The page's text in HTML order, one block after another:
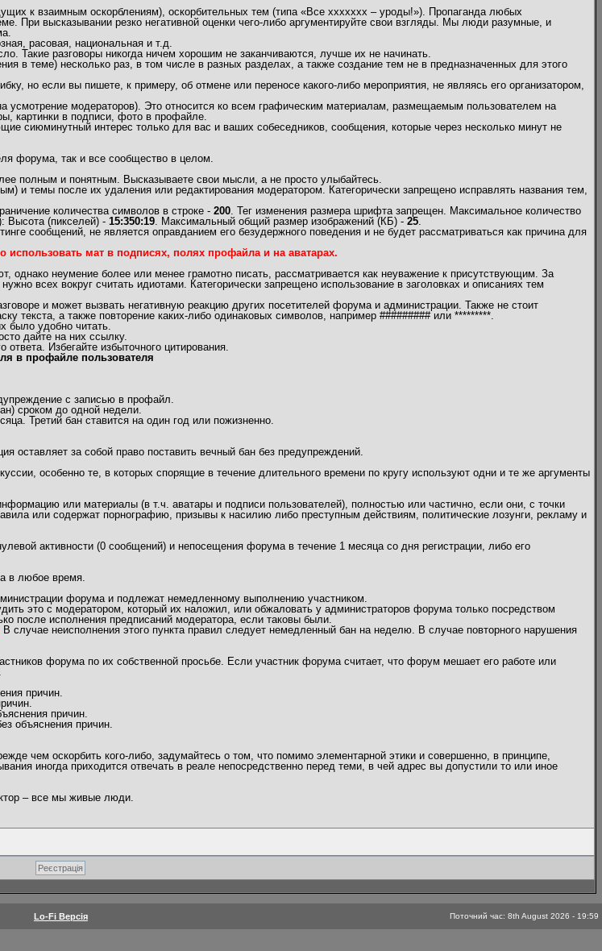
к взаимным оскорблениям), оскорбительных тем (типа «Все ххххххх – уроды!»). Пропаганда любых
При высказывании резко негативной оценки чего-либо аргументируйте свои взгляды. Мы люди разумные, и
расовая, национальная и т.д.
Такие разговоры никогда ничем хорошим не заканчиваются, лучше их не начинать.
в теме) несколько раз, в том числе в разных разделах, а также создание тем не в предназначенных для этого
но если вы пишете, к примеру, об отмене или переносе какого-либо мероприятия, не являясь его организатором,
усмотрение модераторов). Это относится ко всем графическим материалам, размещаемым пользователем на
картинки в подписи, фото в профайле.
сиюминутный интерес только для вас и ваших собеседников, сообщения, которые через несколько минут не
форума, так и все сообщество в целом.
полным и понятным. Высказываете свои мысли, а не просто улыбайтесь.
и темы после их удаления или редактирования модератором. Категорически запрещено исправлять названия тем,
количества символов в строке - 200. Тег изменения размера шрифта запрещен. Максимальное количество
Высота (пикселей) - 15:350:19. Максимальный общий размер изображений (КБ) - 25.
сообщений, не является оправданием его безудержного поведения и не будет рассматриваться как причина для
использовать мат в подписях, полях профайла и на аватарах.
однако неумение более или менее грамотно писать, рассматривается как неуважение к присутствующим. За
всех вокруг считать идиотами. Категорически запрещено использование в заголовках и описаниях тем
и может вызвать негативную реакцию других посетителей форума и администрации. Также не стоит
текста, а также повторение каких-либо одинаковых символов, например ######### или *********.
было удобно читать.
дайте на них ссылку.
Избегайте избыточного цитирования.
в профайле пользователя
с записью в профайл.
сроком до одной недели.
Третий бан ставится на один год или пожизненно.
оставляет за собой право поставить вечный бан без предупреждений.
особенно те, в которых спорящие в течение длительного времени по кругу используют одни и те же аргументы
или материалы (в т.ч. аватары и подписи пользователей), полностью или частично, если они, с точки
или содержат порнографию, призывы к насилию либо преступным действиям, политические лозунги, рекламу и
активности (0 сообщений) и непосещения форума в течение 1 месяца со дня регистрации, либо его
в любое время.
форума и подлежат немедленному выполнению участником.
это с модератором, который их наложил, или обжаловать у администраторов форума только посредством
после исполнения предписаний модератора, если таковы были.
В случае неисполнения этого пункта правил следует немедленный бан на неделю. В случае повторного нарушения
форума по их собственной просьбе. Если участник форума считает, что форум мешает его работе или
причин.
причин.
объяснения причин.
чем оскорбить кого-либо, задумайтесь о том, что помимо элементарной этики и совершенно, в принципе,
иногда приходится отвечать в реале непосредственно перед теми, в чей адрес вы допустили то или иное
– все мы живые люди.
Lo-Fi Версія Поточний час: 8th August 2026 - 19:59